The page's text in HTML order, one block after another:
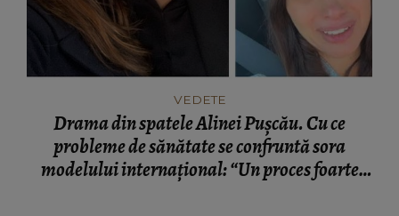
VEDETE
Drama din spatele Alinei Pușcău. Cu ce
probleme de sănătate se confruntă sora
modelului internațional: “Un proces foarte